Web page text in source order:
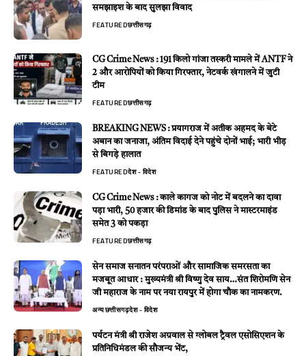
समझाइश के बाद सुलझा विवाद
FEATUREDछत्तीसगढ़
CG Crime News : 191 किलो गांजा तस्करी मामले में ANTF ने
2 और आरोपियों को किया गिरफ्तार, नेटवर्क खंगालने में जुटी
टीम
FEATUREDछत्तीसगढ़
BREAKING NEWS : प्रयागराज में अतीक अहमद के बेटे
अबान का जनाजा, अंतिम विदाई देने पहुंचे दोनों भाई; भारी भीड़
से बिगड़े हालात
FEATUREDदेश - विदेश
CG Crime News : काले कागज को नोट में बदलने का दावा
पड़ा भारी, 50 हजार की डिमांड के बाद पुलिस ने मास्टरमाइंड
समेत 3 को पकड़ा
FEATUREDछत्तीसगढ़
सेन समाज सनातन परंपराओं और सामाजिक समरसता का
मजबूत आधार : मुख्यमंत्री श्री विष्णु देव साय…संत शिरोमणि सेन
जी महाराज के नाम पर नया रायपुर में होगा चौक का नामकरण.
अन्यछत्तीसगढ़देश - विदेश
पर्यटन मंत्री श्री राजेश अग्रवाल से ग्लोबल ट्रैवल एसोसिएशन के
प्रतिनिधिमंडल की सौजन्य भेंट,